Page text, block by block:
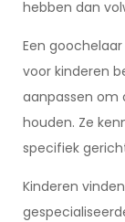
hebben dan
Een
voor kinderen
aanpassen om
houden. Ze
specifiek
Kinderen